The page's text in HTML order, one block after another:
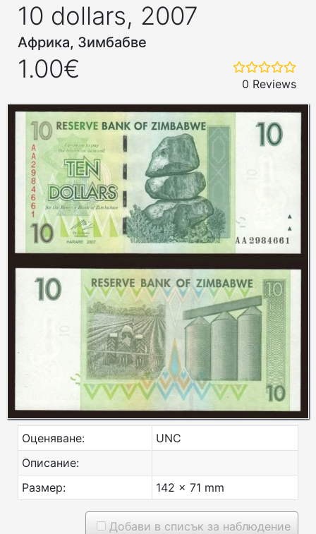
10 dollars, 2007
Африка, Зимбабве
1.00€
0 Reviews
Оценяване:
UNC
Описание:
Размер:
142 x 71 mm
Добави в списък за наблюдение